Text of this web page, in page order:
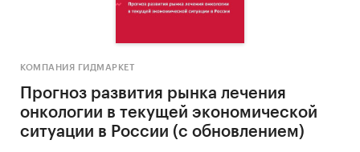
КОМПАНИЯ ГИДМАРКЕТ
Прогноз развития рынка лечения
онкологии в текущей экономической
ситуации в России (с обновлением)